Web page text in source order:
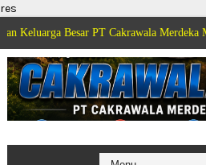
res
Besar PT Cakrawala Merdeka Mediatama